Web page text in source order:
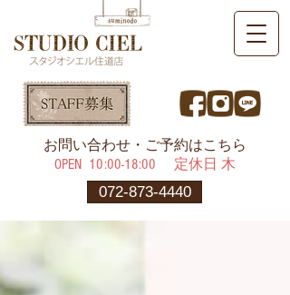
072-873-4440
​お問い合わせ・ご予約はこちら
OPEN ​10:00-18:00 定休日 木